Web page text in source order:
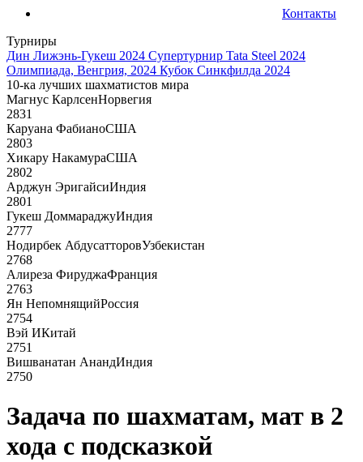
Контакты
Турниры
Дин Лижэнь-Гукеш 2024 Супертурнир Tata Steel 2024
Олимпиада, Венгрия, 2024 Кубок Синкфилда 2024
10-ка лучших шахматистов мира
Магнус КарлсенНорвегия
2831
Каруана ФабианоСША
2803
Хикару НакамураСША
2802
Арджун ЭригайсиИндия
2801
Гукеш ДоммараджуИндия
2777
Нодирбек АбдусатторовУзбекистан
2768
Алиреза ФируджаФранция
2763
Ян НепомнящийРоссия
2754
Вэй ИКитай
2751
Вишванатан АнандИндия
2750
Задача по шахматам, мат в 2
хода с подсказкой